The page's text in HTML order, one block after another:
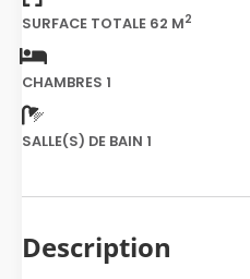
SURFACE TOTALE 62 M2
CHAMBRES 1
SALLE(S) DE BAIN 1
Description